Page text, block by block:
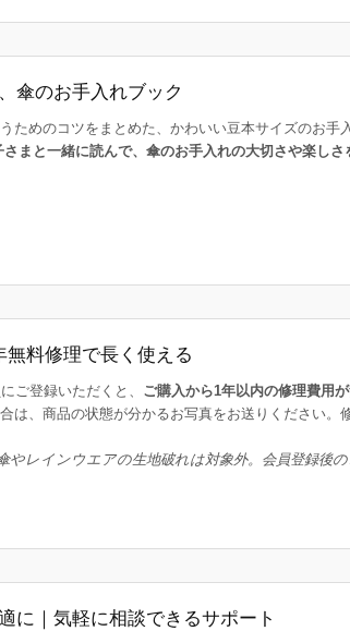
傘のお手入れブック
ためのコツをまとめた、かわいい豆本サイズのお手
さまと一緒に読んで、傘のお手入れの大切さや楽し
無料修理で長く使える
ご登録いただくと、 ご購入から1年以内の修理費用
は、商品の状態が分かるお写真をお送りください。
やレインウエアの生地破れは対象外。会員登録後の
に｜気軽に相談できるサポート